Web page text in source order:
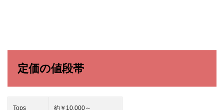
定価の値段帯
Tops 約￥10,000～